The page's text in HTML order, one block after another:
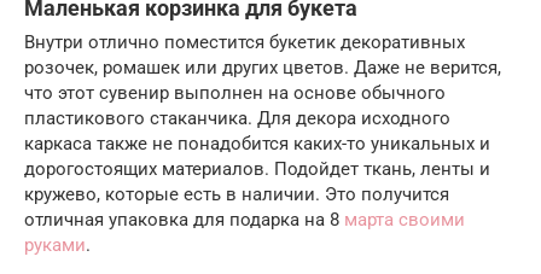
Маленькая корзинка для букета
Внутри отлично поместится букетик декоративных
розочек, ромашек или других цветов. Даже не верится,
что этот сувенир выполнен на основе обычного
пластикового стаканчика. Для декора исходного
каркаса также не понадобится каких-то уникальных и
дорогостоящих материалов. Подойдет ткань, ленты и
кружево, которые есть в наличии. Это получится
отличная упаковка для подарка на 8 марта своими
руками.